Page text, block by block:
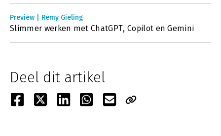
Preview | Remy Gieling
Slimmer werken met ChatGPT, Copilot en Gemini
Deel dit artikel